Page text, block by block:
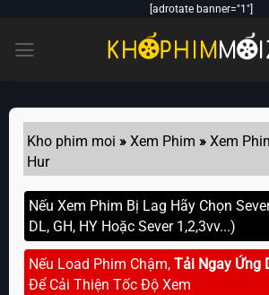
content
[adrotate banner="1"]
Kho phim moi »Xem Phim »Xem
Hur
Nếu Xem Phim Bị Lag Hãy Chọn
DL, GH, HY Hoặc Sever 1,2,3vv...)
Nếu Load Phim Chậm,Tải Ngay Ứng
Để Cải Thiện Tốc Độ Xem